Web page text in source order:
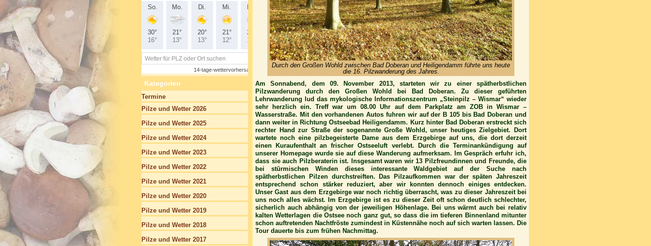
Durch den Großen Wohld zwischen Bad Doberan und Heiligendamm führte uns heute
die 16. Pilzwanderung des Jahres.
Am Sonnabend, dem 09. November 2013, starteten wir zu einer spätherbstlichen
Pilzwanderung durch den Großen Wohld bei Bad Doberan. Zu dieser geführten
Lehrwanderung lud das mykologische Informationszentrum „Steinpilz – Wismar“ wieder
sehr herzlich ein. Treff war um 08.00 Uhr auf dem Parkplatz am ZOB in Wismar –
Wasserstraße. Mit den vorhandenen Autos fuhren wir auf der B 105 bis Bad Doberan und
dann weiter in Richtung Ostseebad Heiligendamm. Kurz hinter Bad Doberan erstreckt sich
rechter Hand zur Straße der sogenannte Große Wohld, unser heutiges Zielgebiet. Dort
wartete noch eine pilzbegeisterte Dame aus dem Erzgebirge auf uns, die dort derzeit
einen Kuraufenthalt an frischer Ostseeluft verlebt. Durch die Terminankündigung auf
unserer Homepage wurde sie auf diese Wanderung aufmerksam. Im Gespräch erfuhr ich,
dass sie auch Pilzberaterin ist. Insgesamt waren wir 13 Pilzfreundinnen und Freunde, die
bei stürmischen Winden dieses interessante Waldgebiet auf der Suche nach
spätherbstlichen Pilzen durchstreiften. Das Pilzaufkommen war der späten Jahreszeit
entsprechend schon stärker reduziert, aber wir konnten dennoch einiges entdecken.
Unser Gast aus dem Erzgebirge war noch richtig überrascht, was zu dieser Jahreszeit bei
uns noch alles wächst. Im Erzgebirge ist es zu dieser Zeit oft schon deutlich schlechter,
sicherlich auch abhängig von der jeweiligen Höhenlage. Bei uns wärmt auch bei relativ
kalten Wetterlagen die Ostsee noch ganz gut, so dass die im tieferen Binnenland mitunter
schon auftretenden Nachtfröste zumindest in Küstennähe noch auf sich warten lassen. Die
Tour dauerte bis zum frühen Nachmittag.
Kategorien
Termine
Pilze und Wetter 2026
Pilze und Wetter 2025
Pilze und Wetter 2024
Pilze und Wetter 2023
Pilze und Wetter 2022
Pilze und Wetter 2021
Pilze und Wetter 2020
Pilze und Wetter 2019
Pilze und Wetter 2018
Pilze und Wetter 2017